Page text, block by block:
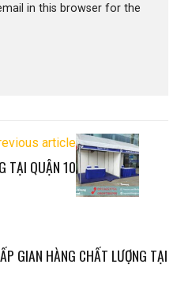
in this browser for the
article
TẠI QUẬN 10
GIAN HÀNG CHẤT LƯỢNG TẠI